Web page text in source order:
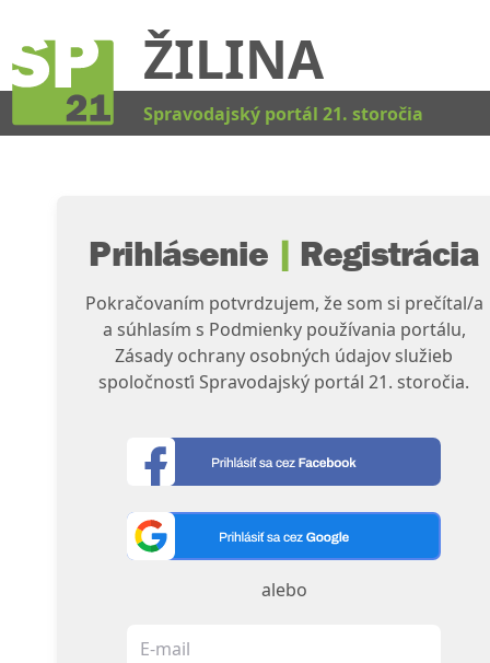
ŽILINA
Spravodajský portál 21. storočia
Prihlásenie | Registrácia
Pokračovaním potvrdzujem, že som si prečítal/a
a súhlasím s Podmienky používania portálu,
Zásady ochrany osobných údajov služieb
spoločnosťi Spravodajský portál 21. storočia.
alebo